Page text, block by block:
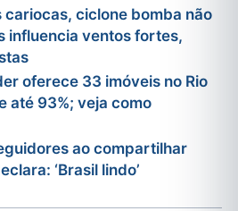
cariocas, ciclone bomba não
influencia ventos fortes,
oferece 33 imóveis no Rio
até 93%; veja como
ao compartilhar
‘Brasil lindo’